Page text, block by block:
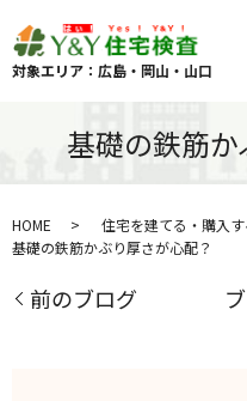
対象エリア：広島・岡山・山口
基礎の鉄筋
HOME
住宅を建てる・購入
基礎の鉄筋かぶり厚さが心配？
前のブログ